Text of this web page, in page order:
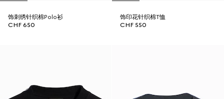
饰刺绣针织棉Polo衫
CHF 650
饰印花针织棉T恤
CHF 550